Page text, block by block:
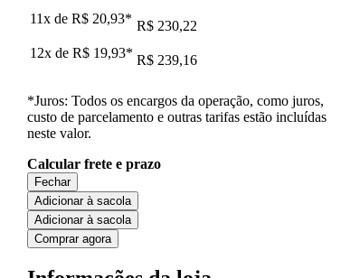
11x de R$ 20,93* R$ 230,22
12x de R$ 19,93* R$ 239,16
*Juros: Todos os encargos da operação, como juros,
custo de parcelamento e outras tarifas estão incluídas
neste valor.
Calcular frete e prazo
Fechar
Adicionar à sacola
Adicionar à sacola
Comprar agora